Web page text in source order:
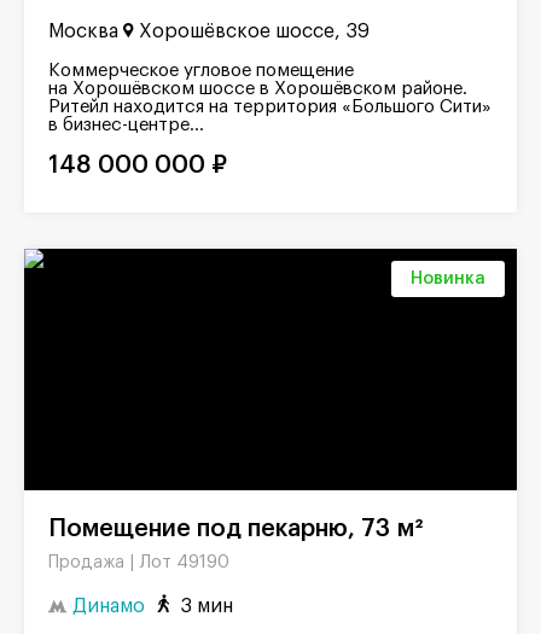
Москва Хорошёвское шоссе, 39
Коммерческое угловое помещение
на Хорошёвском шоссе в Хорошёвском районе.
Ритейл находится на территория «Большого Сити»
в бизнес-центре...
148 000 000 ₽
Новинка
Помещение под пекарню, 73 м²
Продажа | Лот 49190
Динамо 3 мин